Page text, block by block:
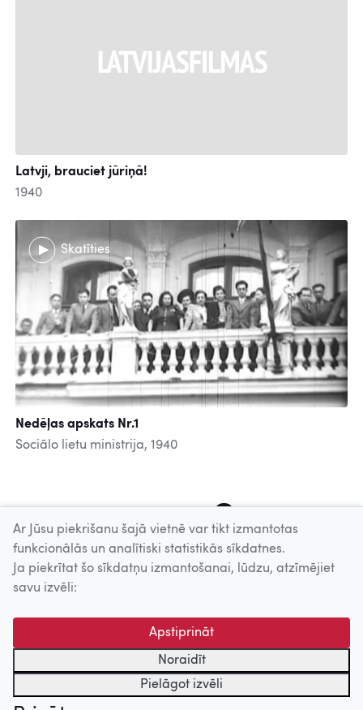
Latvji, brauciet jūriņā!
1940
Skatīties
Nedēļas apskats Nr.1
Sociālo lietu ministrija, 1940
Uz augšu
© 2026 Nacionālais Kino centrs, Kultūras informācijas sistēmu
centrs. Sadarbības partneris: Latvijas Valsts
kinofotofonodokumentu arhīvs.
Ar Jūsu piekrišanu šajā vietnē var tikt izmantotas
funkcionālās un analītiski statistikās sīkdatnes.
Ja piekrītat šo sīkdatņu izmantošanai, lūdzu, atzīmējiet
savu izvēli:
Apstiprināt
Noraidīt
Pielāgot izvēli